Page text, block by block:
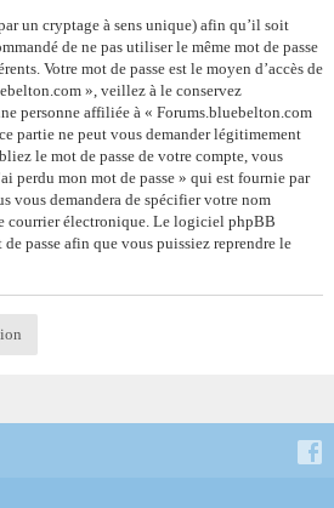
un cryptage à sens unique) afin qu’il soit
de ne pas utiliser le même mot de passe
Votre mot de passe est le moyen d’accès de
», veillez à le conservez
personne affiliée à « Forums.bluebelton.com
partie ne peut vous demander légitimement
le mot de passe de votre compte, vous
perdu mon mot de passe » qui est fournie par
vous demandera de spécifier votre nom
courrier électronique. Le logiciel phpBB
passe afin que vous puissiez reprendre le